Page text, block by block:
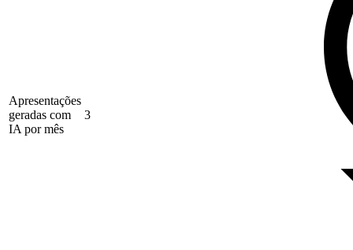
Apresentações
geradas com
IA por mês
3